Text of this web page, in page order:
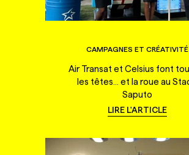
CAMPAGNES ET CRÉATIVITÉ
Air Transat et Celsius font
les têtes... et la roue au
Saputo
LIRE L'ARTICLE